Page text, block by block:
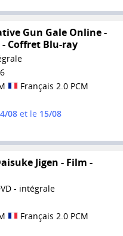
Gun Gale Online -
Coffret Blu-ray
6
Français 2.0 PCM
08et le 15/08
Jigen - Film -
- intégrale
Français 2.0 PCM